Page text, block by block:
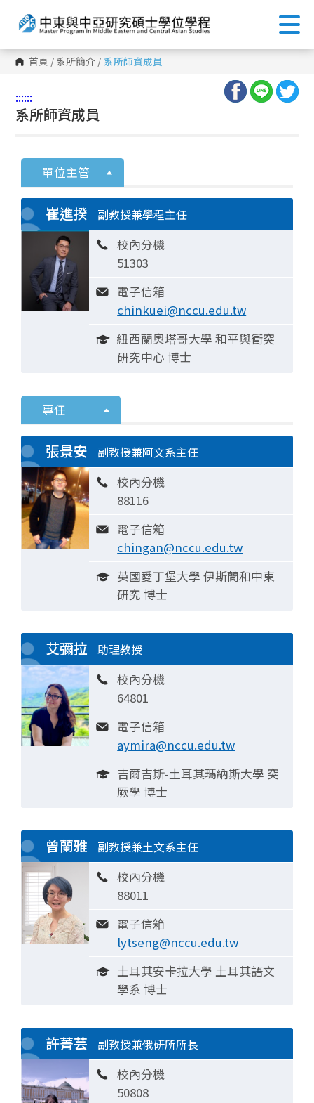
首頁 / 系所簡介 / 系所師資成員
::::::
系所師資成員
單位主管
崔進揆 副教授兼學程主任
校內分機
51303
電子信箱
chinkuei@nccu.edu.tw
紐西蘭奧塔哥大學 和平與衝突
研究中心 博士
專任
張景安 副教授兼阿文系主任
校內分機
88116
電子信箱
chingan@nccu.edu.tw
英國愛丁堡大學 伊斯蘭和中東
研究 博士
艾彌拉 助理教授
校內分機
64801
電子信箱
aymira@nccu.edu.tw
吉爾吉斯-土耳其瑪納斯大學 突
厥學 博士
曾蘭雅 副教授兼土文系主任
校內分機
88011
電子信箱
lytseng@nccu.edu.tw
土耳其安卡拉大學 土耳其語文
學系 博士
許菁芸 副教授兼俄研所所長
校內分機
50808